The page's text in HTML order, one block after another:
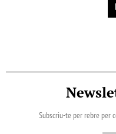
Subscriu-te per rebre per